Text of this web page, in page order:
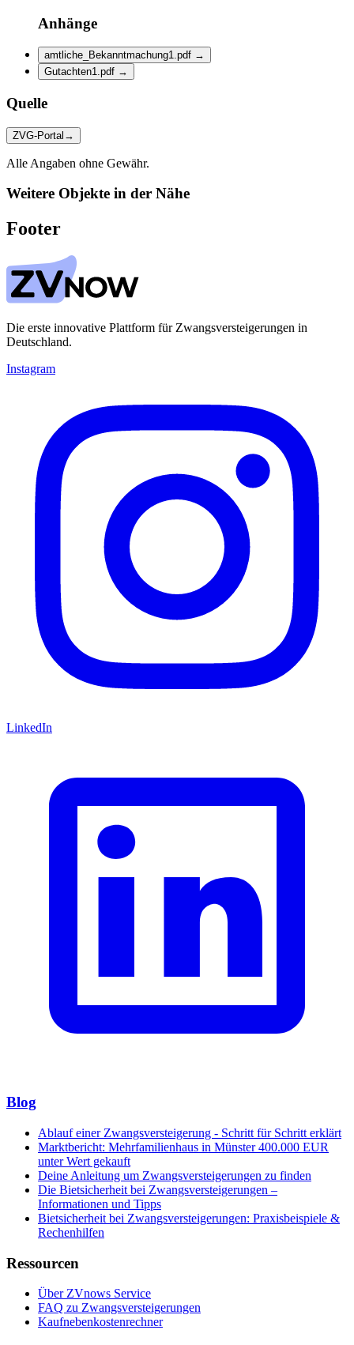
Anhänge
amtliche_Bekanntmachung1.pdf →
Gutachten1.pdf →
Quelle
ZVG-Portal →
Alle Angaben ohne Gewähr.
Weitere Objekte in der Nähe
Footer
Die erste innovative Plattform für Zwangsversteigerungen in
Deutschland.
Instagram
LinkedIn
Blog
Ablauf einer Zwangsversteigerung - Schritt für Schritt erklärt
Marktbericht: Mehrfamilienhaus in Münster 400.000 EUR
unter Wert gekauft
Deine Anleitung um Zwangsversteigerungen zu finden
Die Bietsicherheit bei Zwangsversteigerungen –
Informationen und Tipps
Bietsicherheit bei Zwangsversteigerungen: Praxisbeispiele &
Rechenhilfen
Ressourcen
Über ZVnows Service
FAQ zu Zwangsversteigerungen
Kaufnebenkostenrechner